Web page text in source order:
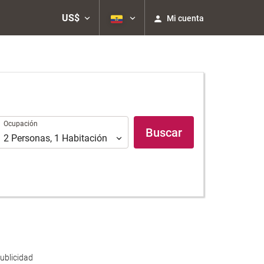
US$ Mi cuenta
Ocupación
2 Personas, 1 Habitación Buscar